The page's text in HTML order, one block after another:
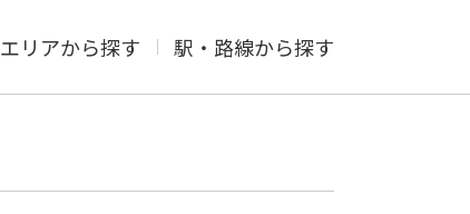
エリアから探す 駅・路線から探す